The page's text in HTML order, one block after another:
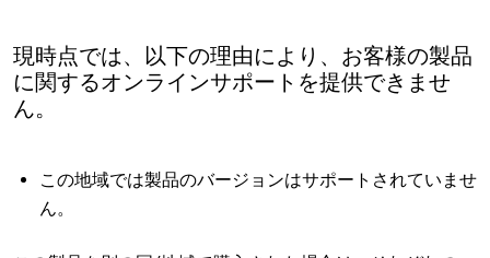
現時点では、以下の理由により、お客様の製品
に関するオンラインサポートを提供できませ
ん。
この地域では製品のバージョンはサポートされていませ
ん。